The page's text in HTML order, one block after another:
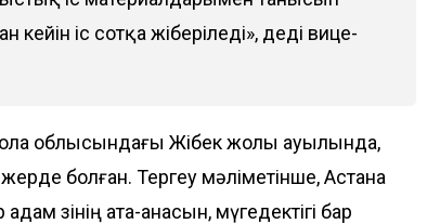
іс сотқа жіберіледі», деді вице-
облысындағы Жібек жолы ауылында,
болған. Тергеу мәліметінше, Астана
өзінің ата-анасын, мүгедектігі бар